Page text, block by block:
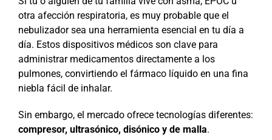
otra afección respiratoria, es muy probable que el
nebulizador sea una herramienta esencial en tu día a
día. Estos dispositivos médicos son clave para
administrar medicamentos directamente a los
pulmones, convirtiendo el fármaco líquido en una fina
niebla fácil de inhalar.
Sin embargo, el mercado ofrece tecnologías diferentes:
compresor, ultrasónico, disónico y de malla.